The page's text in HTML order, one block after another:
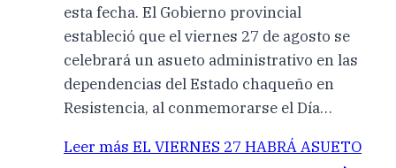
esta fecha. El Gobierno provincial
estableció que el viernes 27 de agosto se
celebrará un asueto administrativo en las
dependencias del Estado chaqueño en
Resistencia, al conmemorarse el Día…
Leer más EL VIERNES 27 HABRÁ ASUETO